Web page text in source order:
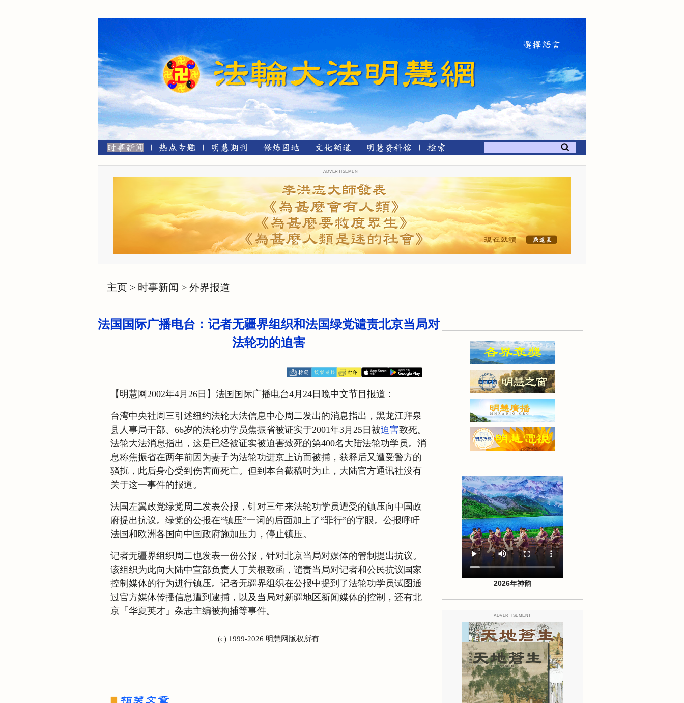
ADVERTISEMENT
主页 > 时事新闻 > 外界报道
法国国际广播电台：记者无疆界组织和法国绿党谴责北京当局对
法轮功的迫害
【明慧网2002年4月26日】法国国际广播电台4月24日晚中文节目报道：
台湾中央社周三引述纽约法轮大法信息中心周二发出的消息指出，黑龙江拜泉
县人事局干部、66岁的法轮功学员焦振省被证实于2001年3月25日被迫害致死。
法轮大法消息指出，这是已经被证实被迫害致死的第400名大陆法轮功学员。消
息称焦振省在两年前因为妻子为法轮功进京上访而被捕，获释后又遭受警方的
骚扰，此后身心受到伤害而死亡。但到本台截稿时为止，大陆官方通讯社没有
关于这一事件的报道。
法国左翼政党绿党周二发表公报，针对三年来法轮功学员遭受的镇压向中国政
府提出抗议。绿党的公报在“镇压”一词的后面加上了“罪行”的字眼。公报呼吁
法国和欧洲各国向中国政府施加压力，停止镇压。
记者无疆界组织周二也发表一份公报，针对北京当局对媒体的管制提出抗议。
该组织为此向大陆中宣部负责人丁关根致函，谴责当局对记者和公民抗议国家
控制媒体的行为进行镇压。记者无疆界组织在公报中提到了法轮功学员试图通
过官方媒体传播信息遭到逮捕，以及当局对新疆地区新闻媒体的控制，还有北
京「华夏英才」杂志主编被拘捕等事件。
(c) 1999-2026 明慧网版权所有
2026年神韵
ADVERTISEMENT